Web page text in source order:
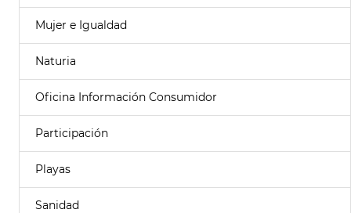
Mujer e Igualdad
Naturia
Oficina Información Consumidor
Participación
Playas
Sanidad